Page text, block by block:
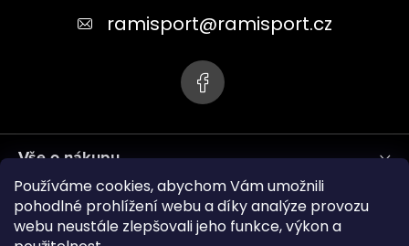
Používáme cookies, abychom Vám umožnili
pohodlné prohlížení webu a díky analýze provozu
webu neustále zlepšovali jeho funkce, výkon a
ramisport@ramisport.cz
Vše o nákupu
Informace pro vás